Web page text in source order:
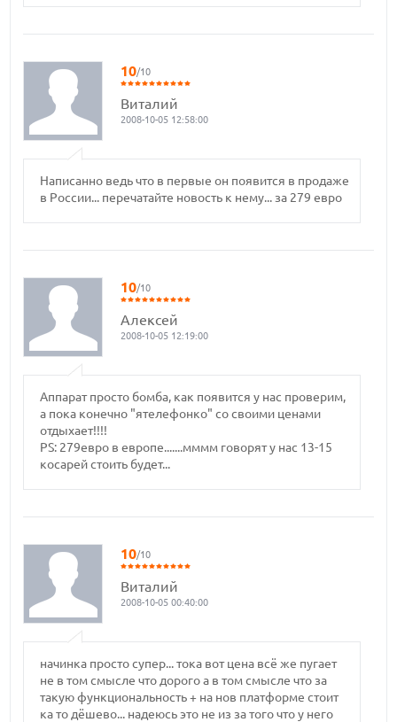
10/10
Виталий
2008-10-05 12:58:00
Написанно ведь что в первые он появится в продаже
в России... перечатайте новость к нему... за 279 евро
10/10
Алексей
2008-10-05 12:19:00
Аппарат просто бомба, как появится у нас проверим,
а пока конечно "ятелефонко" со своими ценами
отдыхает!!!!
PS: 279евро в европе.......мммм говорят у нас 13-15
косарей стоить будет...
10/10
Виталий
2008-10-05 00:40:00
начинка просто супер... тока вот цена всё же пугает
не в том смысле что дорого а в том смысле что за
такую функциональность + на нов платформе стоит
ка то дёшево... надеюсь это не из за того что у него